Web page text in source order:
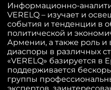
Информационно-
VERELQ – изучает и
события и тенденции в
политической и
Армении, а также роль и
диаспоры в различных
«VERELQ» базируется в
поддерживается
группы